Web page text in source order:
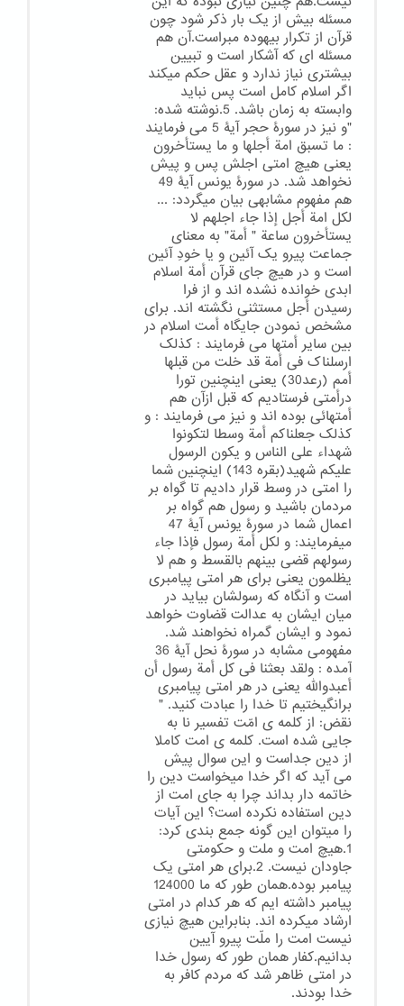
مسئله بیش از یک بار ذکر شود چون
قرآن از تکرار بیهوده مبراست.آن هم
مسئله ای که آشکار است و تبیین
بیشتری نیاز ندارد و عقل حکم میکند
اگر اسلام کامل است پس نباید
وابسته به زمان باشد. 5.نوشته شده:
"و نیز در سورۀ حجر آیۀ 5 می فرمایند
: ما تسبق امة أجلها و ما یستأخرون
یعنی هیچ امتی اجلش پس و پیش
نخواهد شد. در سورۀ یونس آیۀ 49
هم مفهوم مشابهی بیان میگردد: ...
لکل امة أجل إذا جاء اجلهم لا
یستأخرون ساعة " أمة" به معنای
جماعت پیرو یک آئین و یا خودِ آئین
است و در هیچ جای قرآن أمة اسلام
ابدی خوانده نشده اند و از فرا
رسیدن أجل مستثنی نگشته اند. برای
مشخص نمودن جایگاه أمت اسلام در
بین سایر أمتها می فرمایند : کذلک
ارسلناک فی أمة قد خلت من قبلها
أمم (رعد30) یعنی اینچنین تورا
درأمتی فرستادیم که قبل ازآن هم
أمتهائی بوده اند و نیز می فرمایند : و
کذلک جعلناکم أمة وسطا لتکونوا
شهداء علی الناس و یکون الرسول
علیکم شهید(بقره 143) اینچنین شما
را امتی در وسط قرار دادیم تا گواه بر
مردمان باشید و رسول هم گواه بر
اعمال شما در سورۀ یونس آیۀ 47
میفرمایند: و لکل أمة رسول فإذا جاء
رسولهم قضی بینهم بالقسط و هم لا
یظلمون یعنی برای هر امتی پیامبری
است و آنگاه که رسولشان بیاید در
میان ایشان به عدالت قضاوت خواهد
نمود و ایشان گمراه نخواهند شد.
مفهومی مشابه در سورۀ نحل آیۀ 36
آمده : ولقد بعثنا فی کل أمة رسول أن
أعبدوالله یعنی در هر امتی پیامبری
برانگیختیم تا خدا را عبادت کنید. "
نقض: از کلمه ی امّت تفسیر نا به
جایی شده است. کلمه ی امت کاملا
از دین جداست و این سوال پیش
می آید که اگر خدا میخواست دین را
خاتمه دار بداند چرا به جای امت از
دین استفاده نکرده است؟ این آیات
را میتوان این گونه جمع بندی کرد:
1.هیچ امت و ملت و حکومتی
جاودان نیست. 2.برای هر امتی یک
پیامبر بوده.همان طور که ما 124000
پیامبر داشته ایم که هر کدام در امتی
ارشاد میکرده اند. بنابراین هیچ نیازی
نیست امت را ملّت پیرو آیین
بدانیم.کفار همان طور که رسول خدا
در امتی ظاهر شد که مردم کافر به
خدا بودند.